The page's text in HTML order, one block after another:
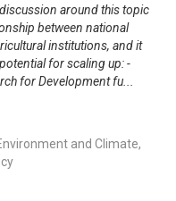
around this topic
between national
institutions, and it
for scaling up: -
for Development fu
and Climate,